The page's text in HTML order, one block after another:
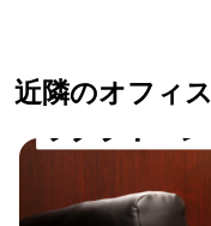
近隣のオフィス